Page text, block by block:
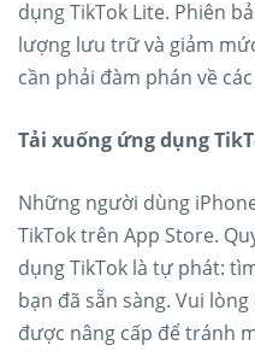
dụng TikTok Lite. Phiên
lượng lưu trữ và giảm
cần phải đàm phán về
Tải xuống ứng dụng
Những người dùng
TikTok trên App Store.
dụng TikTok là tự phát:
bạn đã sẵn sàng. Vui
được nâng cấp để tránh